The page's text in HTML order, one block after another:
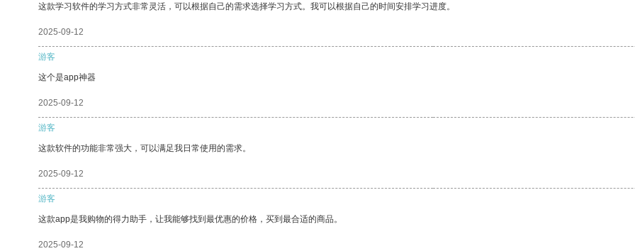
这款学习软件的学习方式非常灵活，可以根据自己的需求选择学习方式。我可以根据自己的时间安排学习进度。
2025-09-12
游客
这个是app神器
2025-09-12
游客
这款软件的功能非常强大，可以满足我日常使用的需求。
2025-09-12
游客
这款app是我购物的得力助手，让我能够找到最优惠的价格，买到最合适的商品。
2025-09-12